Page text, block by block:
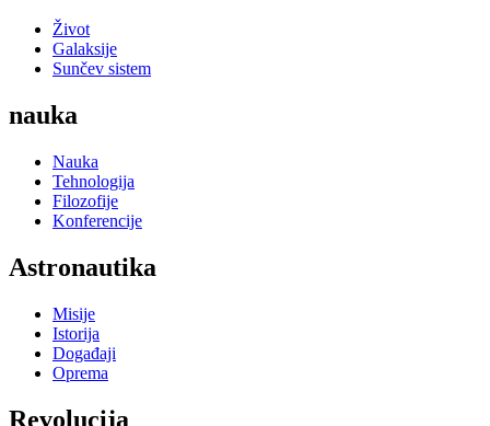
Život
Galaksije
Sunčev sistem
nauka
Nauka
Tehnologija
Filozofije
Konferencije
Astronautika
Misije
Istorija
Događaji
Oprema
Revolucija